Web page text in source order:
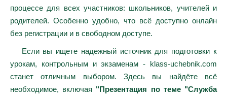
процессе для всех участников: школьников, учителей и
родителей. Особенно удобно, что всё доступно онлайн
без регистрации и в свободном доступе.
Если вы ищете надежный источник для подготовки к
урокам, контрольным и экзаменам - klass-uchebnik.com
станет отличным выбором. Здесь вы найдёте всё
необходимое, включая "Презентация по теме "Служба